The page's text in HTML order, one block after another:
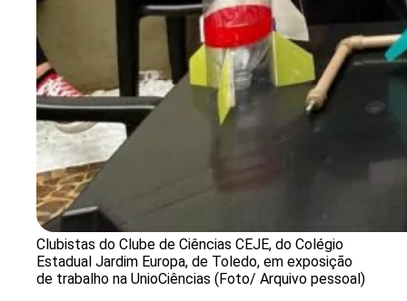
Clubistas do Clube de Ciências CEJE, do Colégio
Estadual Jardim Europa, de Toledo, em exposição
de trabalho na UnioCiências (Foto/ Arquivo pessoal)